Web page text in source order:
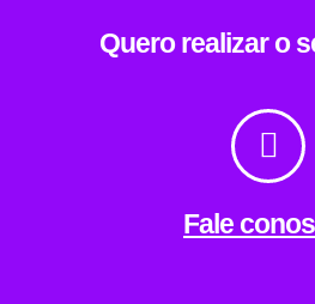
Quero realizar o
Fale